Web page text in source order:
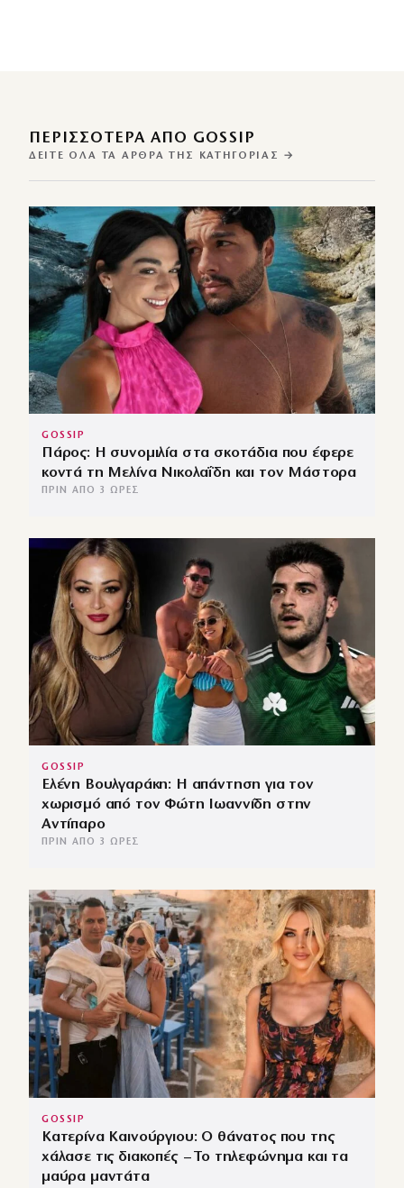
ΠΕΡΙΣΣΌΤΕΡΑ ΑΠΌ GOSSIP
ΔΕΊΤΕ ΌΛΑ ΤΑ ΆΡΘΡΑ ΤΗΣ ΚΑΤΗΓΟΡΊΑΣ →
GOSSIP
Πάρος: Η συνομιλία στα σκοτάδια που έφερε
κοντά τη Μελίνα Νικολαΐδη και τον Μάστορα
ΠΡΙΝ ΑΠΌ 3 ΏΡΕΣ
GOSSIP
Ελένη Βουλγαράκη: Η απάντηση για τον
χωρισμό από τον Φώτη Ιωαννίδη στην
Αντίπαρο
ΠΡΙΝ ΑΠΌ 3 ΏΡΕΣ
GOSSIP
Κατερίνα Καινούργιου: Ο θάνατος που της
χάλασε τις διακοπές – Το τηλεφώνημα και τα
μαύρα μαντάτα